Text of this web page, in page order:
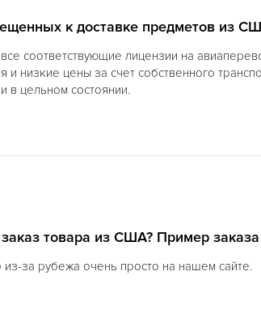
к доставке предметов из
все соответствующие лицензии на
и низкие цены за счет собственного
в цельном состоянии.
товара из США? Пример заказа
из-за рубежа очень просто на нашем сайте.